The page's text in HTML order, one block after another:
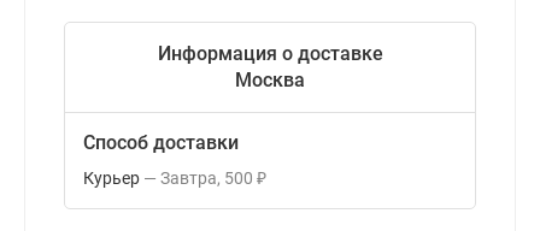
Информация о доставке
Москва
Способ доставки
Курьер Завтра 500 ₽